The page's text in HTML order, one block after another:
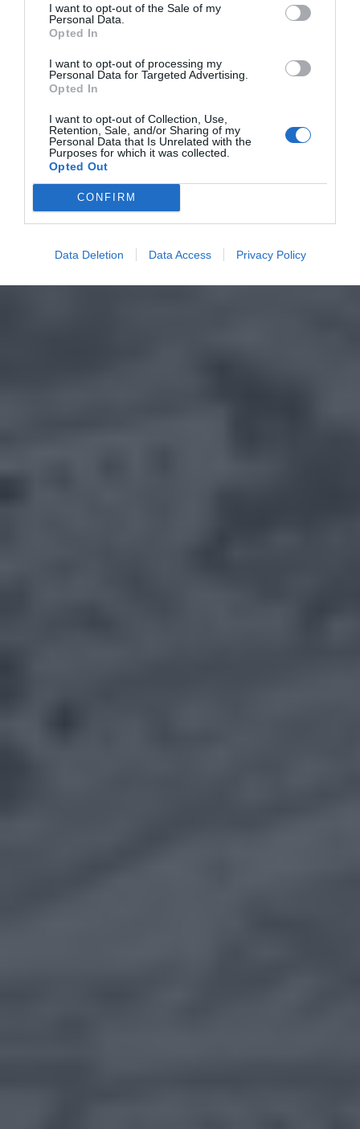
I want to opt-out of the Sale of my
Personal Data.
Opted In
I want to opt-out of processing my
Personal Data for Targeted Advertising.
Opted In
I want to opt-out of Collection, Use,
Retention, Sale, and/or Sharing of my
Personal Data that Is Unrelated with the
Purposes for which it was collected.
Opted Out
CONFIRM
Data Deletion Data Access Privacy Policy